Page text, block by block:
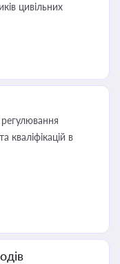
цивільних
кваліфікацій в